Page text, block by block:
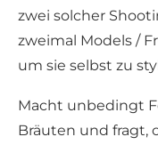
zwei solcher
zweimal Models /
um sie selbst zu
Macht unbedingt
Bräuten und fragt,